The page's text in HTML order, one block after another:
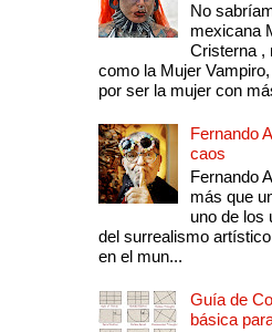
No
mexicana
Cristerna ,
como la Mujer
por ser la mujer con
Fernando
caos
Fernando
más que
uno de los
del surrealismo
en el mun...
Guía de
básica